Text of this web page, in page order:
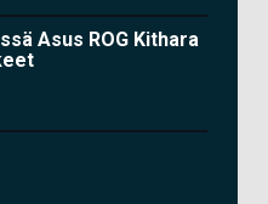
Asus ROG Kithara